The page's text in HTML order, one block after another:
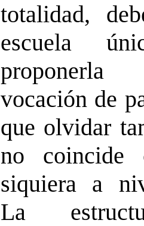
totalidad,
escuela
vocación de
que olvidar
no
siquiera a
La